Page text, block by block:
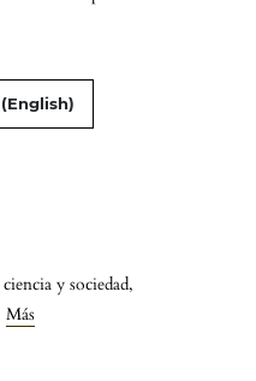
ciencia y sociedad,
Más